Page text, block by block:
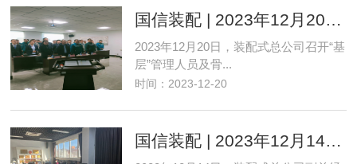
国信装配 | 2023年12月20日装配式公司基层员工、中高层述职与年终表彰大会
2023年12月20日，装配式总公司召开“基
层”管理人员及骨...
时间：2023-12-20
国信装配 | 2023年12月14日领导班组外出考察